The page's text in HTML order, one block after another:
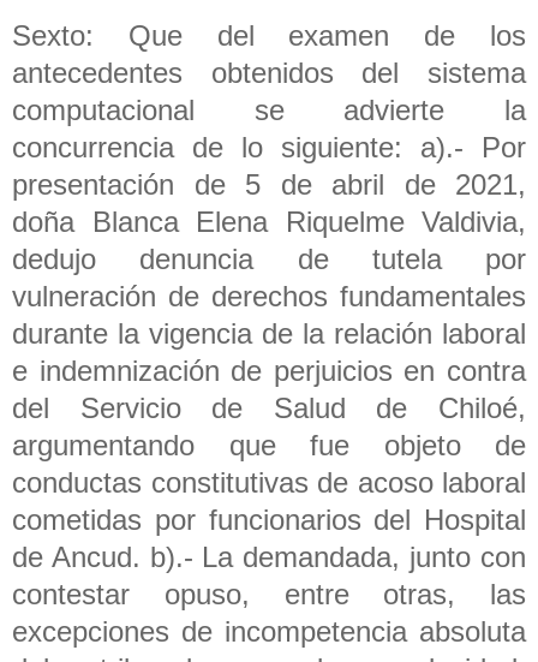
Sexto: Que del examen de los
antecedentes obtenidos del sistema
computacional se advierte la
concurrencia de lo siguiente: a).- Por
presentación de 5 de abril de 2021,
doña Blanca Elena Riquelme Valdivia,
dedujo denuncia de tutela por
vulneración de derechos fundamentales
durante la vigencia de la relación laboral
e indemnización de perjuicios en contra
del Servicio de Salud de Chiloé,
argumentando que fue objeto de
conductas constitutivas de acoso laboral
cometidas por funcionarios del Hospital
de Ancud. b).- La demandada, junto con
contestar opuso, entre otras, las
excepciones de incompetencia absoluta